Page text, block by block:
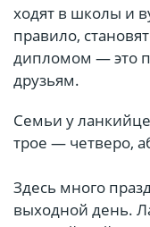
ходят в школы и
правило,
дипломом — это
друзьям.
Семьи у
трое — четверо,
Здесь много
выходной день.